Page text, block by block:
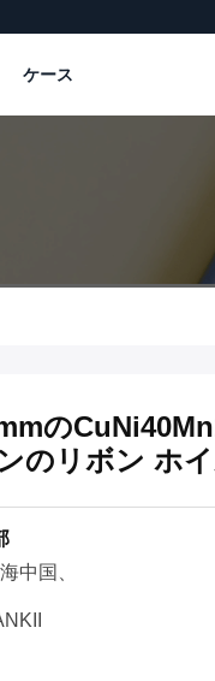
ケース
の
のリボン ホ
海中国、